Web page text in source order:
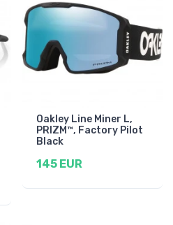
Oakley Line Miner L,
PRIZM™, Factory Pilot
Black
145 EUR